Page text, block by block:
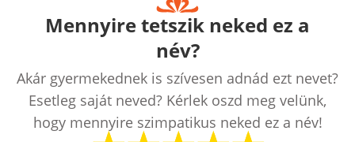
Mennyire tetszik neked ez a
név?
Akár gyermekednek is szívesen adnád ezt nevet?
Esetleg saját neved? Kérlek oszd meg velünk,
hogy mennyire szimpatikus neked ez a név!